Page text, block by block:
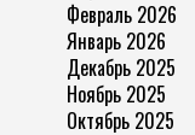
Февраль 2026
Январь 2026
Декабрь 2025
Ноябрь 2025
Октябрь 2025